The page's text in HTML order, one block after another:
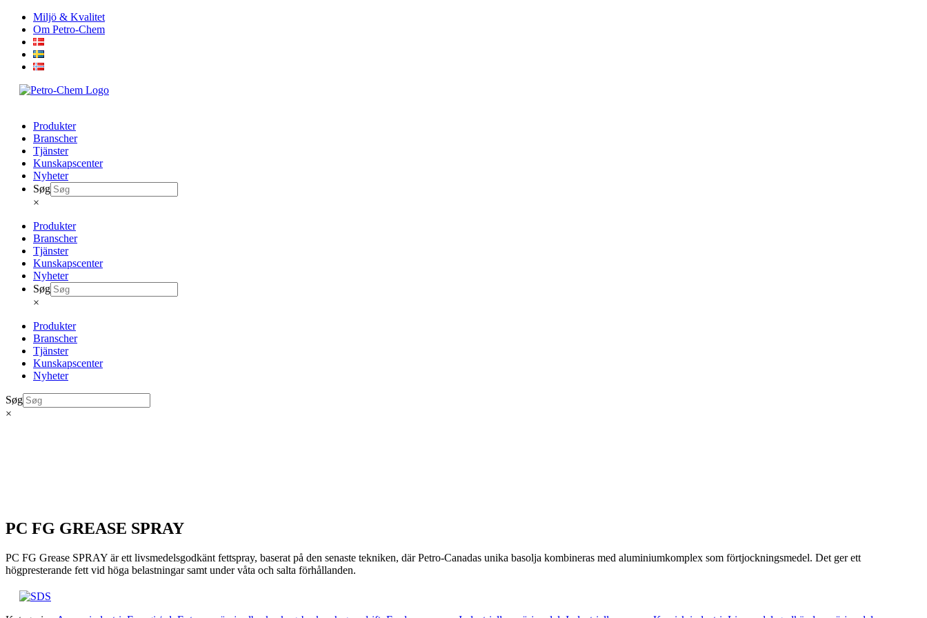
Skip
content
Miljö & Kvalitet
Om Petro-Chem
Produkter
Branscher
Tjänster
Kunskapscenter
Nyheter
Søg
×
Produkter
Branscher
Tjänster
Kunskapscenter
Nyheter
Søg
×
Produkter
Branscher
Tjänster
Kunskapscenter
Nyheter
Søg
×
PC FG GREASE SPRAY
PC FG Grease SPRAY är ett livsmedelsgodkänt fettspray, baserat på den senaste tekniken, där Petro-Canadas unika basolja kombineras med aluminiumkomplex som förtjockningsmedel. Det ger ett
högpresterande fett vid höga belastningar samt under våta och salta förhållanden.